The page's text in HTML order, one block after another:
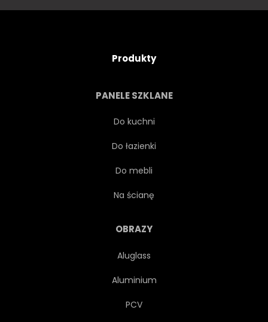
BŁYSZCZĄCY
KOMPOZYCJA
Produkty
PANELE SZKLANE
Do kuchni
Do łazienki
Do mebli
Na ścianę
OBRAZY
Aluglass
Aluminium
PCV